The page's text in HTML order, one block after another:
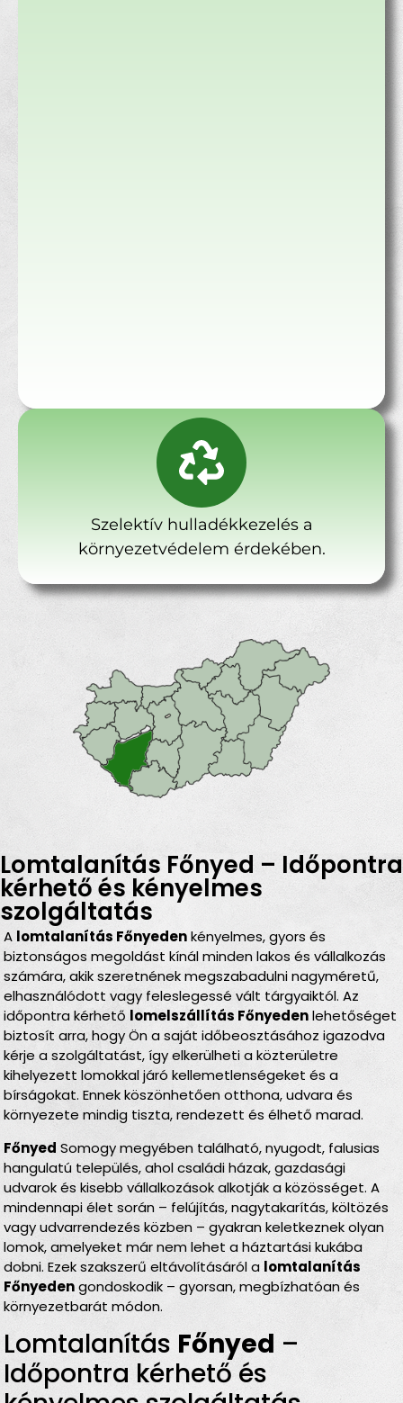
Szelektív hulladékkezelés a
környezetvédelem érdekében.
Lomtalanítás Főnyed – Időpontra
kérhető és kényelmes
szolgáltatás
A lomtalanítás Főnyedenkényelmes, gyors és
biztonságos megoldást kínál minden lakos és vállalkozás
számára, akik szeretnének megszabadulni nagyméretű,
elhasználódott vagy feleslegessé vált tárgyaiktól. Az
időpontra kérhető lomelszállítás Főnyedenlehetőséget
biztosít arra, hogy Ön a saját időbeosztásához igazodva
kérje a szolgáltatást, így elkerülheti a közterületre
kihelyezett lomokkal járó kellemetlenségeket és a
bírságokat. Ennek köszönhetően otthona, udvara és
környezete mindig tiszta, rendezett és élhető marad.
Főnyed Somogy megyében található, nyugodt, falusias
hangulatú település, ahol családi házak, gazdasági
udvarok és kisebb vállalkozások alkotják a közösséget. A
mindennapi élet során – felújítás, nagytakarítás, költözés
vagy udvarrendezés közben – gyakran keletkeznek olyan
lomok, amelyeket már nem lehet a háztartási kukába
dobni. Ezek szakszerű eltávolításáról a lomtalanítás
Főnyedengondoskodik – gyorsan, megbízhatóan és
környezetbarát módon.
Lomtalanítás Főnyed –
Időpontra kérhető és